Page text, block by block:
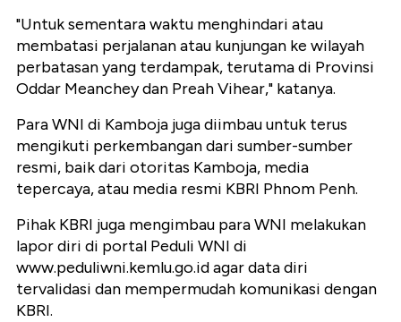
"Untuk sementara waktu menghindari atau
membatasi perjalanan atau kunjungan ke wilayah
perbatasan yang terdampak, terutama di Provinsi
Oddar Meanchey dan Preah Vihear," katanya.
Para WNI di Kamboja juga diimbau untuk terus
mengikuti perkembangan dari sumber-sumber
resmi, baik dari otoritas Kamboja, media
tepercaya, atau media resmi KBRI Phnom Penh.
Pihak KBRI juga mengimbau para WNI melakukan
lapor diri di portal Peduli WNI di
www.peduliwni.kemlu.go.id agar data diri
tervalidasi dan mempermudah komunikasi dengan
KBRI.